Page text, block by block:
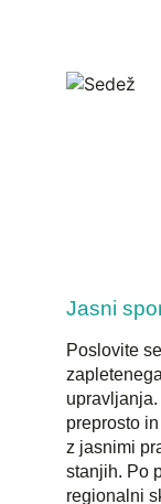
Jasni
Poslovite
preprosto
z jasnimi
stanjih. Po
regionalni